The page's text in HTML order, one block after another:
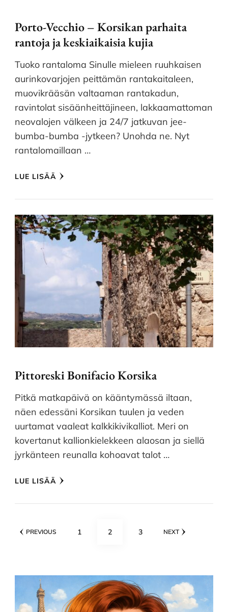
Porto-Vecchio – Korsikan parhaita
rantoja ja keskiaikaisia kujia
Tuoko rantaloma Sinulle mieleen ruuhkaisen
aurinkovarjojen peittämän rantakaitaleen,
muovikrääsän valtaaman rantakadun,
ravintolat sisäänheittäjineen, lakkaamattoman
neovalojen välkeen ja 24/7 jatkuvan jee-
bumba-bumba -jytkeen? Unohda ne. Nyt
rantalomaillaan …
LUE LISÄÄ
Pittoreski Bonifacio Korsika
Pitkä matkapäivä on kääntymässä iltaan,
näen edessäni Korsikan tuulen ja veden
uurtamat vaaleat kalkkikivikalliot. Meri on
kovertanut kallionkielekkeen alaosan ja siellä
jyrkänteen reunalla kohoavat talot …
LUE LISÄÄ
Artikkelien
PREVIOUS PAGE
1 PAGE
2 PAGE
3 NEXT